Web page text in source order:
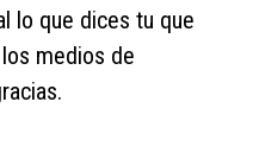
lo que dices tu que
medios de